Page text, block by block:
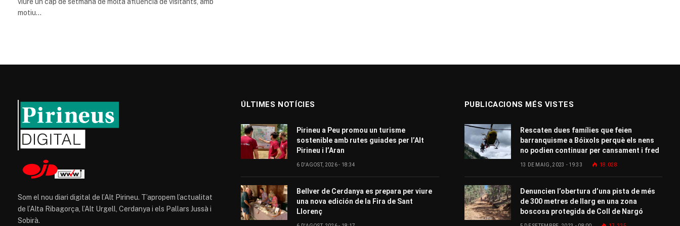
motiu…
Som el nou diari digital de l’Alt Pirineu. T’apropem l’actualitat
de l’Alta Ribagorça, l’Alt Urgell, Cerdanya i els Pallars Jussà i
Sobirà.
ÚLTIMES NOTÍCIES
Pirineu a Peu promou un turisme
sostenible amb rutes guiades per l’Alt
Pirineu i l’Aran
6 D'AGOST, 2026 - 18:34
Bellver de Cerdanya es prepara per viure
una nova edición de la Fira de Sant
Llorenç
PUBLICACIONS MÉS VISTES
Rescaten dues famílies que feien
barranquisme a Bóixols perquè els nens
no podien continuar per cansament i fred
13 DE MAIG, 2023 - 19:33 18.028
Denuncien l’obertura d’una pista de més
de 300 metres de llarg en una zona
boscosa protegida de Coll de Nargó